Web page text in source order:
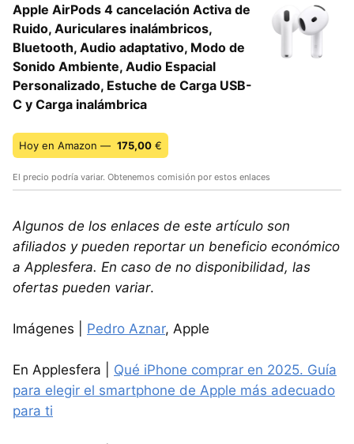
Apple AirPods 4 cancelación Activa de
Ruido, Auriculares inalámbricos,
Bluetooth, Audio adaptativo, Modo de
Sonido Ambiente, Audio Espacial
Personalizado, Estuche de Carga USB-
C y Carga inalámbrica
Hoy en Amazon — 175,00 €
El precio podría variar. Obtenemos comisión por estos enlaces
Algunos de los enlaces de este artículo son
afiliados y pueden reportar un beneficio económico
a Applesfera. En caso de no disponibilidad, las
ofertas pueden variar.
Imágenes | Pedro Aznar, Apple
En Applesfera | Qué iPhone comprar en 2025. Guía
para elegir el smartphone de Apple más adecuado
para ti